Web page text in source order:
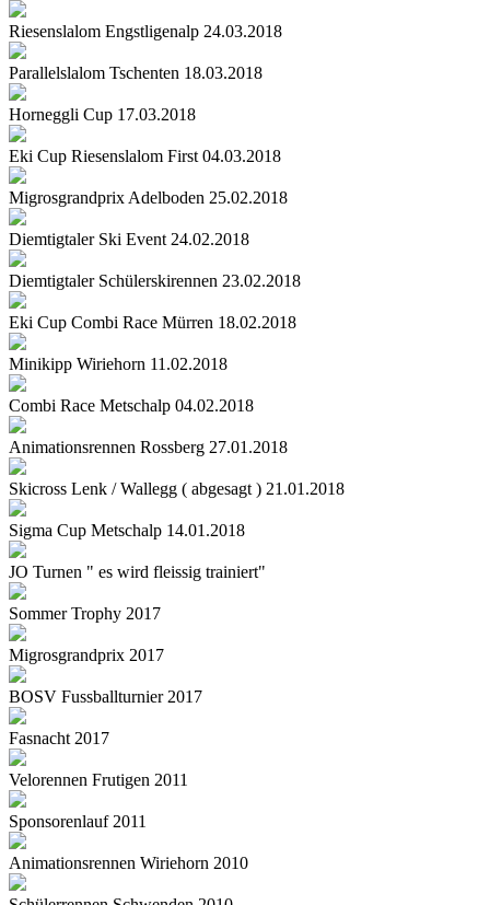
Riesenslalom Engstligenalp 24.03.2018
Parallelslalom Tschenten 18.03.2018
Horneggli Cup 17.03.2018
Eki Cup Riesenslalom First 04.03.2018
Migrosgrandprix Adelboden 25.02.2018
Diemtigtaler Ski Event 24.02.2018
Diemtigtaler Schülerskirennen 23.02.2018
Eki Cup Combi Race Mürren 18.02.2018
Minikipp Wiriehorn 11.02.2018
Combi Race Metschalp 04.02.2018
Animationsrennen Rossberg 27.01.2018
Skicross Lenk / Wallegg ( abgesagt ) 21.01.2018
Sigma Cup Metschalp 14.01.2018
JO Turnen " es wird fleissig trainiert"
Sommer Trophy 2017
Migrosgrandprix 2017
BOSV Fussballturnier 2017
Fasnacht 2017
Velorennen Frutigen 2011
Sponsorenlauf 2011
Animationsrennen Wiriehorn 2010